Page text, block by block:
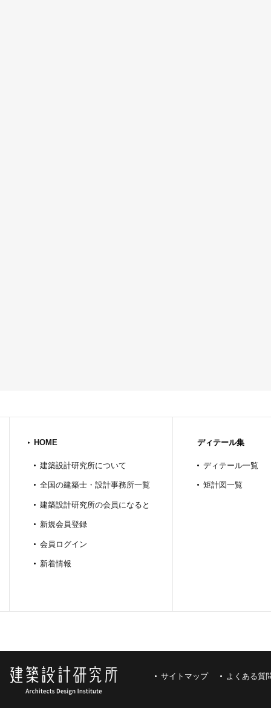
HOME
建築設計研究所について
全国の建築士・設計事務所一覧
建築設計研究所の会員になると
新規会員登録
会員ログイン
新着情報
ディテール集
ディテール一覧
矩計図一覧
サイトマップ よくある質